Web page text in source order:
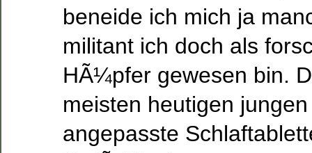
beneide ich mich ja
militant ich doch als
HÃ¼pfer gewesen bin.
meisten heutigen
angepasste